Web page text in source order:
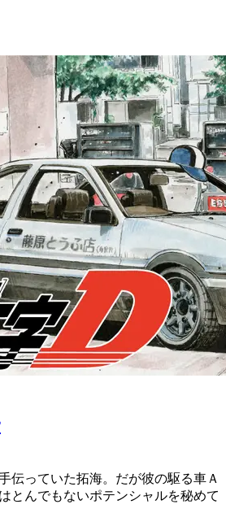
伝っていた拓海。だが彼の駆る車Ａ
とんでもないポテンシャルを秘めて